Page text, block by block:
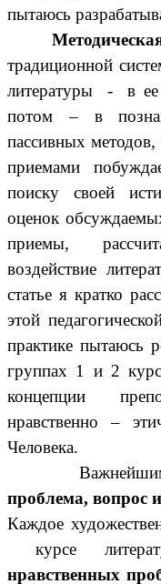
пытаюсь
Методическая
традиционной
литературы - в ее
потом – в
пассивных
приемами
поиску своей
оценок
приемы,
воздействие
статье я кратко
этой
практике пытаюсь
группах 1 и 2
концепции
нравственно –
Человека.
Важнейшими
проблема, вопрос
Каждое
курсе
нравственных